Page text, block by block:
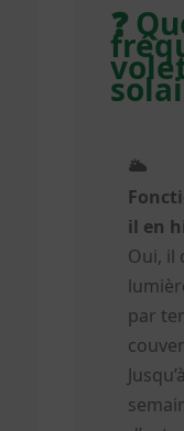
❓
🌥️
il en
Oui, il
par